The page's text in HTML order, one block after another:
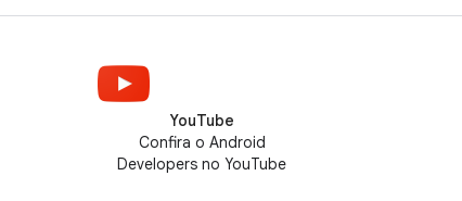
YouTube
Confira o Android
Developers no YouTube